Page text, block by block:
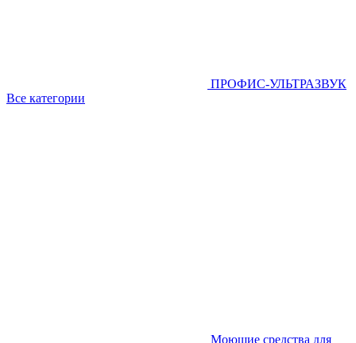
ПРОФИС-УЛЬТРАЗВУК
Все категории
Моющие средства для